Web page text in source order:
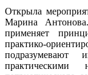
Открыла
Марина
применяет
практико-
подразумевают
практическими